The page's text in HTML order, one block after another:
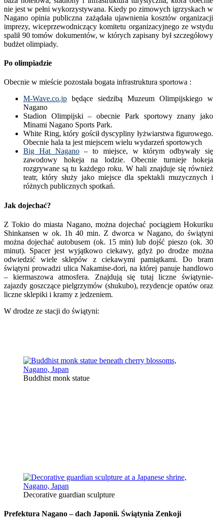
nie jest w pełni wykorzystywana. Kiedy po zimowych igrzyskach w
Nagano opinia publiczna zażądała ujawnienia kosztów organizacji
imprezy, wiceprzewodniczący komitetu organizacyjnego ze wstydu
spalił 90 tomów dokumentów, w których zapisany był szczegółowy
budżet olimpiady.
Po olimpiadzie
Obecnie w mieście pozostała bogata infrastruktura sportowa :
M-Wave.co.jp będące siedzibą Muzeum Olimpijskiego w
Nagano
Stadion Olimpijski – obecnie Park sportowy znany jako
Minami Nagano Sports Park.
White Ring, który gościł dyscypliny łyżwiarstwa figurowego.
Obecnie hala ta jest miejscem wielu wydarzeń sportowych
Big Hat Nagano– to miejsce, w którym odbywały się
zawodowy hokeja na lodzie. Obecnie turnieje hokeja
rozgrywane są tu każdego roku. W hali znajduje się również
teatr, który służy jako miejsce dla spektakli muzycznych i
różnych publicznych spotkań.
Jak dojechać?
Z Tokio do miasta Nagano, można dojechać pociągiem Hokuriku
Shinkansen w ok. 1h 40 min. Z dworca w Nagano, do świątyni
można dojechać autobusem (ok. 15 min) lub dojść pieszo (ok. 30
minut). Spacer jest wyjątkowo ciekawy, gdyż po drodze można
odwiedzić wiele sklepów z ciekawymi pamiątkami. Do bram
świątyni prowadzi ulica Nakamise-dori, na której panuje handlowo
– kiermaszowa atmosfera. Znajdują się tutaj liczne świątynie-
zajazdy goszczące pielgrzymów (shukubo), rezydencje opatów oraz
liczne sklepiki i kramy z jedzeniem.
W drodze ze stacji do świątyni:
Buddhist monk statue
Decorative guardian sculpture
Prefektura Nagano – dach Japonii. Świątynia Zenkoji